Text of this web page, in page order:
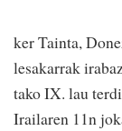
ker Tainta,
lesakarrak
tako IX. lau
Irailaren 11n